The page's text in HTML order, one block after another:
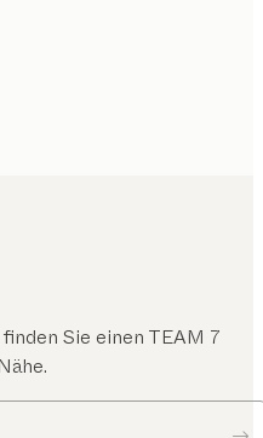
Sie einen TEAM 7